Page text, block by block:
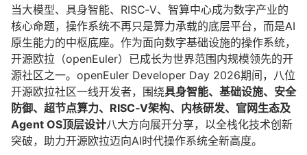
当大模型、具身智能、RISC‑V、智算中心成为数字产业的
核心命题，操作系统不再只是算力承载的底层平台，而是AI
原生能力的中枢底座。作为面向数字基础设施的操作系统，
开源欧拉（openEuler）已成长为世界范围内规模领先的开
源社区之一。openEuler Developer Day 2026期间，八位
开源欧拉社区一线开发者，围绕具身智能、基础设施、安全
防御、超节点算力、RISC‑V架构、内核研发、官网生态及
Agent OS顶层设计八大方向展开分享，以全栈化技术创新
突破，助力开源欧拉迈向AI时代操作系统全新高度。